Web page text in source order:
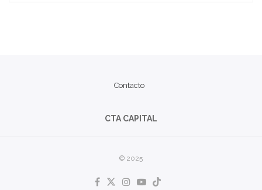
Contacto
CTA CAPITAL
© 2025